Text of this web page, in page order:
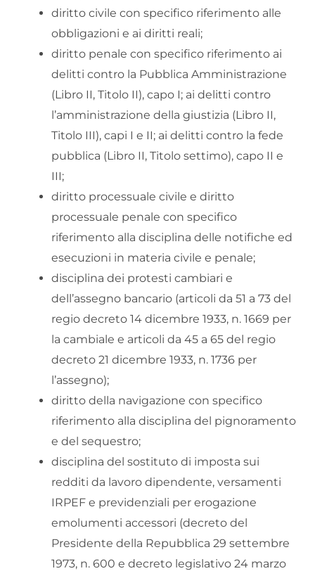
diritto civile con specifico riferimento alle
obbligazioni e ai diritti reali;
diritto penale con specifico riferimento ai
delitti contro la Pubblica Amministrazione
(Libro II, Titolo II), capo I; ai delitti contro
l’amministrazione della giustizia (Libro II,
Titolo III), capi I e II; ai delitti contro la fede
pubblica (Libro II, Titolo settimo), capo II e
III;
diritto processuale civile e diritto
processuale penale con specifico
riferimento alla disciplina delle notifiche ed
esecuzioni in materia civile e penale;
disciplina dei protesti cambiari e
dell’assegno bancario (articoli da 51 a 73 del
regio decreto 14 dicembre 1933, n. 1669 per
la cambiale e articoli da 45 a 65 del regio
decreto 21 dicembre 1933, n. 1736 per
l’assegno);
diritto della navigazione con specifico
riferimento alla disciplina del pignoramento
e del sequestro;
disciplina del sostituto di imposta sui
redditi da lavoro dipendente, versamenti
IRPEF e previdenziali per erogazione
emolumenti accessori (decreto del
Presidente della Repubblica 29 settembre
1973, n. 600 e decreto legislativo 24 marzo